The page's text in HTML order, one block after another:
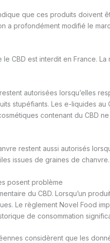
que ces produits doivent
a profondément modifié le
le CBD est interdit en France.
autorisées lorsqu’elles
stupéfiants. Les e-liquides au
contenant du CBD
restent aussi autorisés
issues de graines de chanvre.
posent problème
du CBD. Lorsqu’un
Le règlement Novel Food
de consommation
considèrent que les